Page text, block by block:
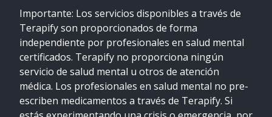
Importante: Los servicios disponibles a través de
Terapify son proporcionados de forma
independiente por profesionales en salud mental
certificados. Terapify no proporciona ningún
servicio de salud mental u otros de atención
médica. Los profesionales en salud mental no pre-
escriben medicamentos a través de Terapify. Si